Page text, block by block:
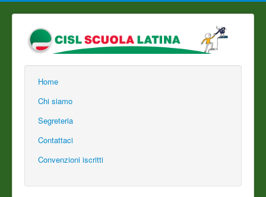
Home
Chi siamo
Segreteria
Contattaci
Convenzioni iscritti